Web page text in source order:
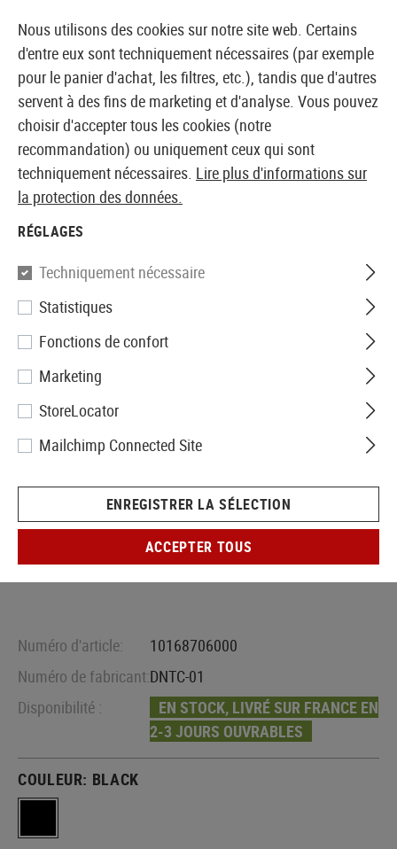
BOUTIQUE ET GROSSISTE EUROPÉEN AIRSOFT
Accueil Accessoires d'Airsoft Pièces et accéssoires
Madbull
DNTC FSC 556 Flashhider
Numéro d'article:
10168706000
Numéro de fabricant:DNTC-01
Disponibilité :
EN STOCK, LIVRÉ SUR FRANCE EN
2-3 JOURS OUVRABLES
COULEUR: BLACK
Nous utilisons des cookies sur notre site web. Certains
d'entre eux sont techniquement nécessaires (par exemple
pour le panier d'achat, les filtres, etc.), tandis que d'autres
servent à des fins de marketing et d'analyse. Vous pouvez
choisir d'accepter tous les cookies (notre
recommandation) ou uniquement ceux qui sont
techniquement nécessaires. Lire plus d'informations sur
la protection des données.
RÉGLAGES
Techniquement nécessaire
Statistiques
Fonctions de confort
Marketing
StoreLocator
Mailchimp Connected Site
ENREGISTRER LA SÉLECTION
ACCEPTER TOUS